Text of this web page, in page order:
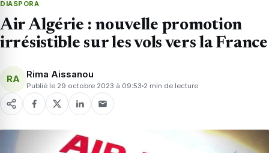
DIASPORA
Air Algérie : nouvelle promotion
irrésistible sur les vols vers la France
RA Rima Aissanou
Publié le 29 octobre 2023 à 09:53 2 min de lecture